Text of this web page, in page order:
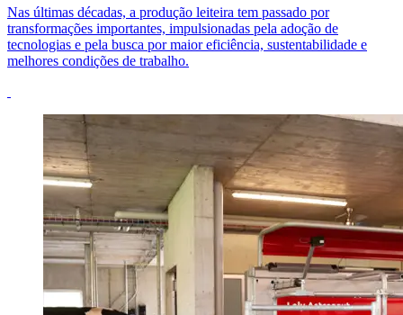
Nas últimas décadas, a produção leiteira tem passado por
transformações importantes, impulsionadas pela adoção de
tecnologias e pela busca por maior eficiência, sustentabilidade e
melhores condições de trabalho.